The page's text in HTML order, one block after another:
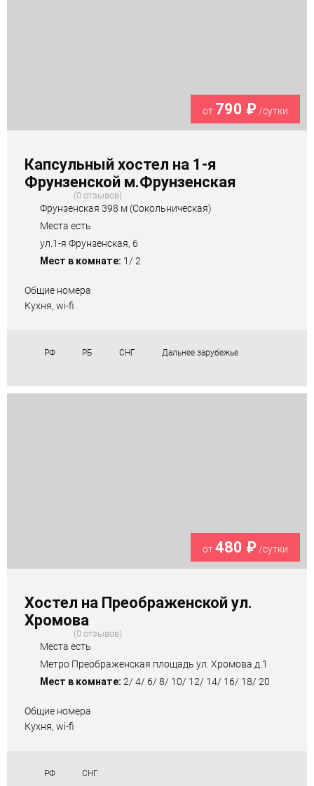
от 790 ₽/сутки
Капсульный хостел на 1-я
Фрунзенской м.Фрунзенская
0 отзывов
Фрунзенская 398 м (Сокольническая)
Места есть
ул.1-я Фрунзенская, 6
Мест в комнате: 1/ 2
Общие номера
Кухня, wi-fi
РФ РБ СНГ Дальнее зарубежье
от480 ₽/сутки
Хостел на Преображенской ул.
Хромова
0 отзывов
Места есть
Метро Преображенская площадь ул. Хромова д.1
Мест в комнате: 2/ 4/ 6/ 8/ 10/ 12/ 14/ 16/ 18/ 20
Общие номера
Кухня, wi-fi
РФ СНГ